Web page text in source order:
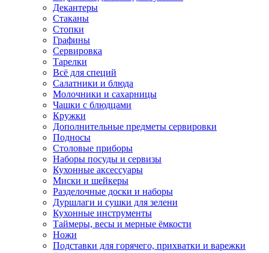
Декантеры
Стаканы
Стопки
Графины
Сервировка
Тарелки
Всё для специй
Салатники и блюда
Молочники и сахарницы
Чашки с блюдцами
Кружки
Дополнительные предметы сервировки
Подносы
Столовые приборы
Наборы посуды и сервизы
Кухонные аксессуары
Миски и шейкеры
Разделочные доски и наборы
Дуршлаги и сушки для зелени
Кухонные инструменты
Таймеры, весы и мерные ёмкости
Ножи
Подставки для горячего, прихватки и варежки